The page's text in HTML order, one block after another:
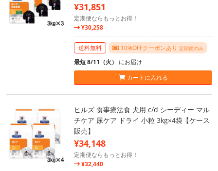
¥31,851
定期便ならもっとお得！
¥30,258
送料無料 10%OFFクーポンあり 定期便のみ
最短 8/11（火） にお届け
カートに入れる
ヒルズ 食事療法食 犬用 c/d シーディー マル
チケア 尿ケア ドライ 小粒 3kg×4袋【ケース
販売】
¥34,148
定期便ならもっとお得！
¥32,440